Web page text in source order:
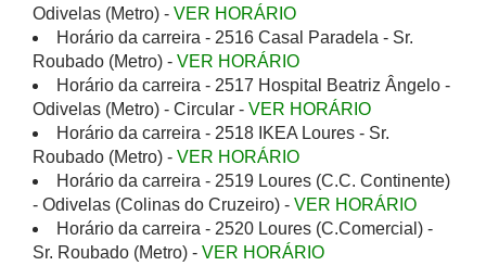
Odivelas (Metro) - VER HORÁRIO
Horário da carreira - 2516 Casal Paradela - Sr.
Roubado (Metro) - VER HORÁRIO
Horário da carreira - 2517 Hospital Beatriz Ângelo -
Odivelas (Metro) - Circular - VER HORÁRIO
Horário da carreira - 2518 IKEA Loures - Sr.
Roubado (Metro) - VER HORÁRIO
Horário da carreira - 2519 Loures (C.C. Continente)
- Odivelas (Colinas do Cruzeiro) - VER HORÁRIO
Horário da carreira - 2520 Loures (C.Comercial) -
Sr. Roubado (Metro) - VER HORÁRIO